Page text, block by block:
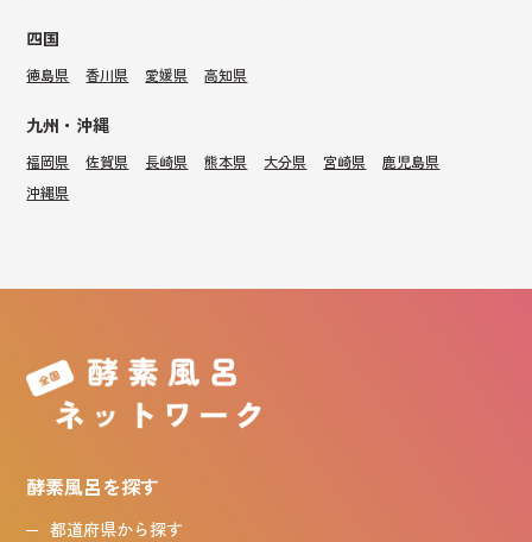
四国
徳島県 香川県 愛媛県 高知県
九州・沖縄
福岡県 佐賀県 長崎県 熊本県 大分県 宮崎県
鹿児島県
沖縄県
酵素風呂を探す
都道府県から探す